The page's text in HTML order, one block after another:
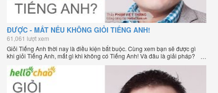
ĐƯỢC - MẤT NẾU KHÔNG GIỎI TIẾNG ANH!
61,061 lượt xem
Giỏi Tiếng Anh thời nay là điều kiện bắt buộc. Cùng xem bạn sẽ được gì
khi giỏi Tiếng Anh, mất gì khi không có Tiếng Anh! Và đâu là giải pháp?